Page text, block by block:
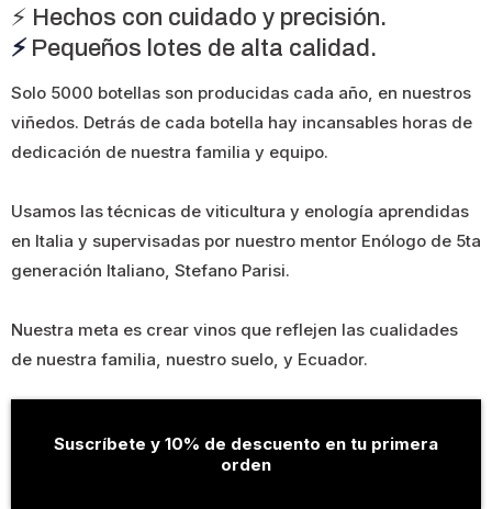
⚡️ Hechos con cuidado y precisión.
⚡️ Pequeños lotes de alta calidad.
Solo 5000 botellas son producidas cada año, en nuestros
viñedos. Detrás de cada botella hay incansables horas de
dedicación de nuestra familia y equipo.
Usamos las técnicas de viticultura y enología aprendidas
en Italia y supervisadas por nuestro mentor Enólogo de 5ta
generación Italiano, Stefano Parisi.
Nuestra meta es crear vinos que reflejen las cualidades
de nuestra familia, nuestro suelo, y Ecuador.
Suscríbete y 10% de descuento en tu primera
orden